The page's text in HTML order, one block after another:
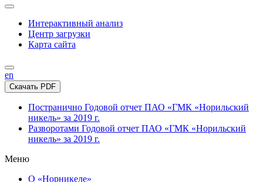
Интерактивный анализ
Центр загрузки
Карта сайта
en
Скачать PDF
Постранично Годовой отчет ПАО «ГМК «Норильский
никель» за 2019 г.
Разворотами Годовой отчет ПАО «ГМК «Норильский
никель» за 2019 г.
Меню
О «Норникеле»